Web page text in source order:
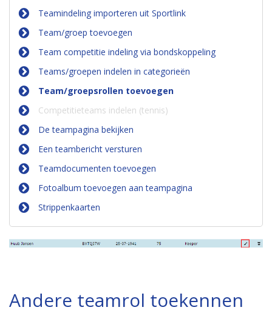
Teamindeling importeren uit Sportlink
Team/groep toevoegen
Team competitie indeling via bondskoppeling
Teams/groepen indelen in categorieën
Team/groepsrollen toevoegen
Competitieteams indelen (tennis)
De teampagina bekijken
Een teambericht versturen
Teamdocumenten toevoegen
Fotoalbum toevoegen aan teampagina
Strippenkaarten
Andere teamrol toekennen